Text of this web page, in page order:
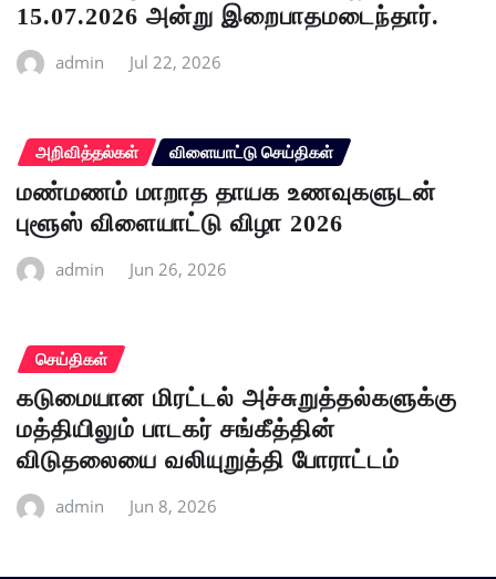
15.07.2026 அன்று இறைபாதமடைந்தார்.
admin Jul 22, 2026
அறிவித்தல்கள் விளையாட்டு செய்திகள்
மண்மணம் மாறாத தாயக உணவுகளுடன்
புளூஸ் விளையாட்டு விழா 2026
admin Jun 26, 2026
செய்திகள்
கடுமையான மிரட்டல் அச்சுறுத்தல்களுக்கு
மத்தியிலும் பாடகர் சங்கீத்தின்
விடுதலையை வலியுறுத்தி போராட்டம்
admin Jun 8, 2026